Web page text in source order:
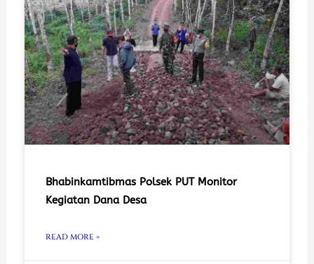
Bhabinkamtibmas Polsek PUT Monitor
Kegiatan Dana Desa
READ MORE »